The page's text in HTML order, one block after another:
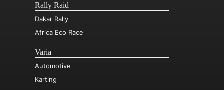
Rally Raid
Dakar Rally
Africa Eco Race
Varia
Automotive
Karting